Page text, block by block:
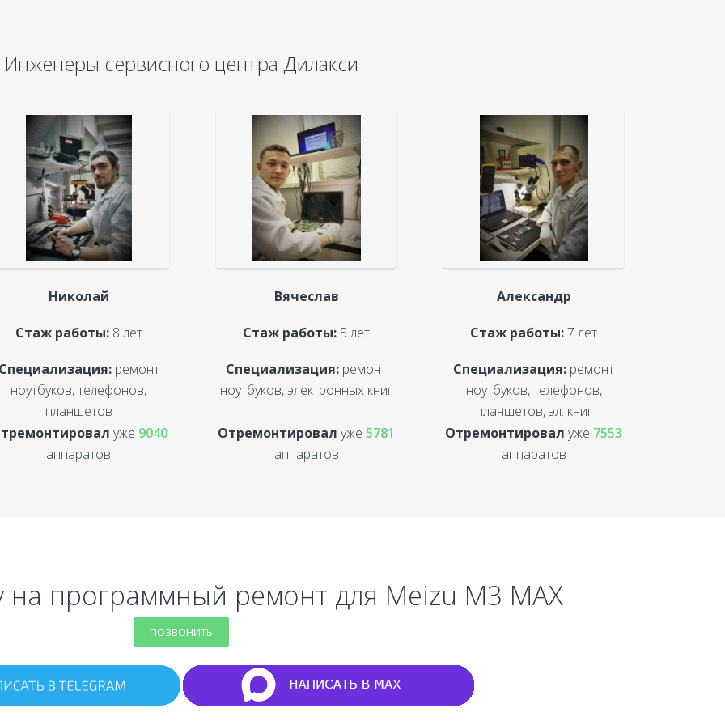
Инженеры сервисного центра Дилакси
Николай
Стаж работы:8 лет
ремонт
ноутбуков, телефонов,
планшетов
уже 9040
аппаратов
Вячеслав
Стаж работы: 5 лет
Специализация: ремонт
ноутбуков, электронных книг
Отремонтировалуже5781
аппаратов
Александр
Стаж работы:7 лет
Специализация: ремонт
ноутбуков, телефонов,
планшетов, эл. книг
Отремонтировалуже 7553
аппаратов
на программный ремонт для Meizu M3 MAX
ПОЗВОНИТЬ